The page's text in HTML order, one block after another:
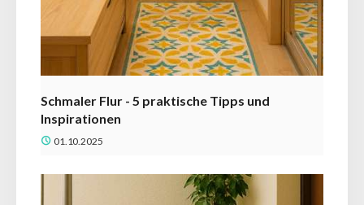
Schmaler Flur - 5 praktische Tipps und
Inspirationen
01.10.2025